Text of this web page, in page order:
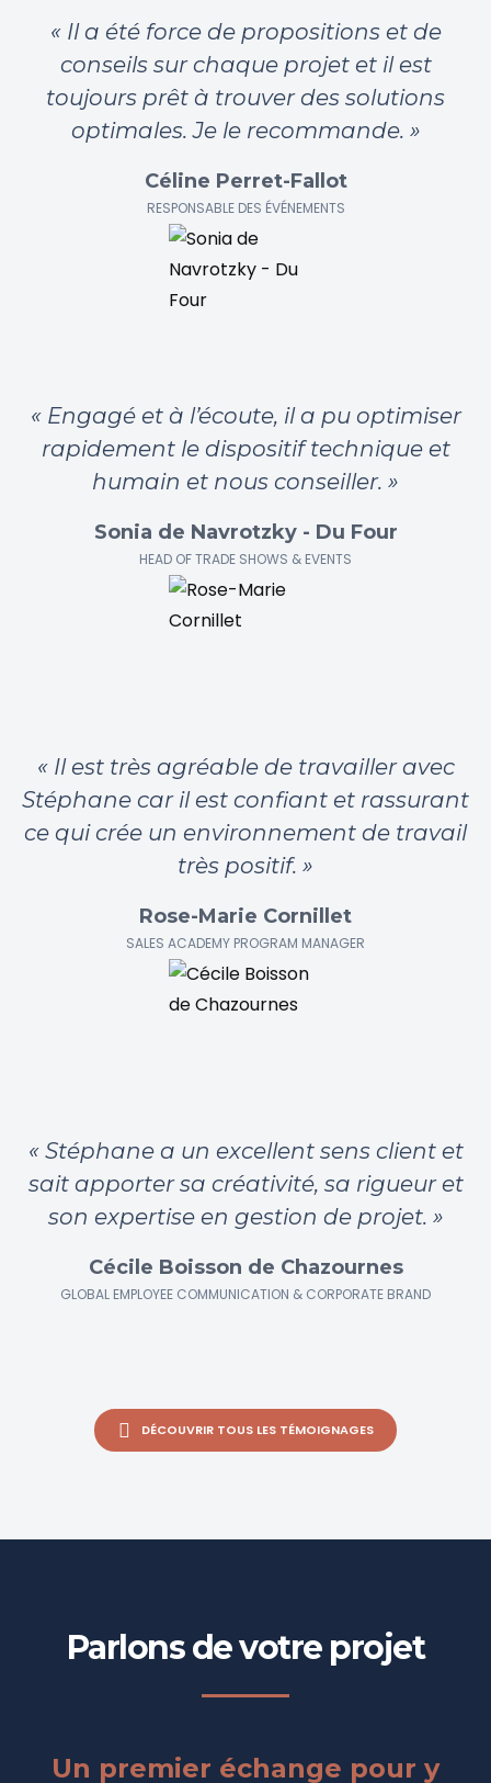
« Il a été force de propositions et de
conseils sur chaque projet et il est
toujours prêt à trouver des solutions
optimales. Je le recommande. »
Céline Perret-Fallot
RESPONSABLE DES ÉVÉNEMENTS
« Engagé et à l’écoute, il a pu optimiser
rapidement le dispositif technique et
humain et nous conseiller. »
Sonia de Navrotzky - Du Four
HEAD OF TRADE SHOWS & EVENTS
« Il est très agréable de travailler avec
Stéphane car il est confiant et rassurant
ce qui crée un environnement de travail
très positif. »
Rose-Marie Cornillet
SALES ACADEMY PROGRAM MANAGER
« Stéphane a un excellent sens client et
sait apporter sa créativité, sa rigueur et
son expertise en gestion de projet. »
Cécile Boisson de Chazournes
GLOBAL EMPLOYEE COMMUNICATION & CORPORATE BRAND
DÉCOUVRIR TOUS LES TÉMOIGNAGES
Parlons de votre projet
Un premier échange pour y